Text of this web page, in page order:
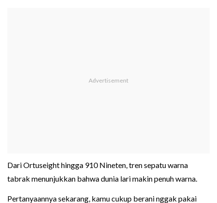
Dari Ortuseight hingga 910 Nineten, tren sepatu warna
tabrak menunjukkan bahwa dunia lari makin penuh warna.
Pertanyaannya sekarang, kamu cukup berani nggak pakai